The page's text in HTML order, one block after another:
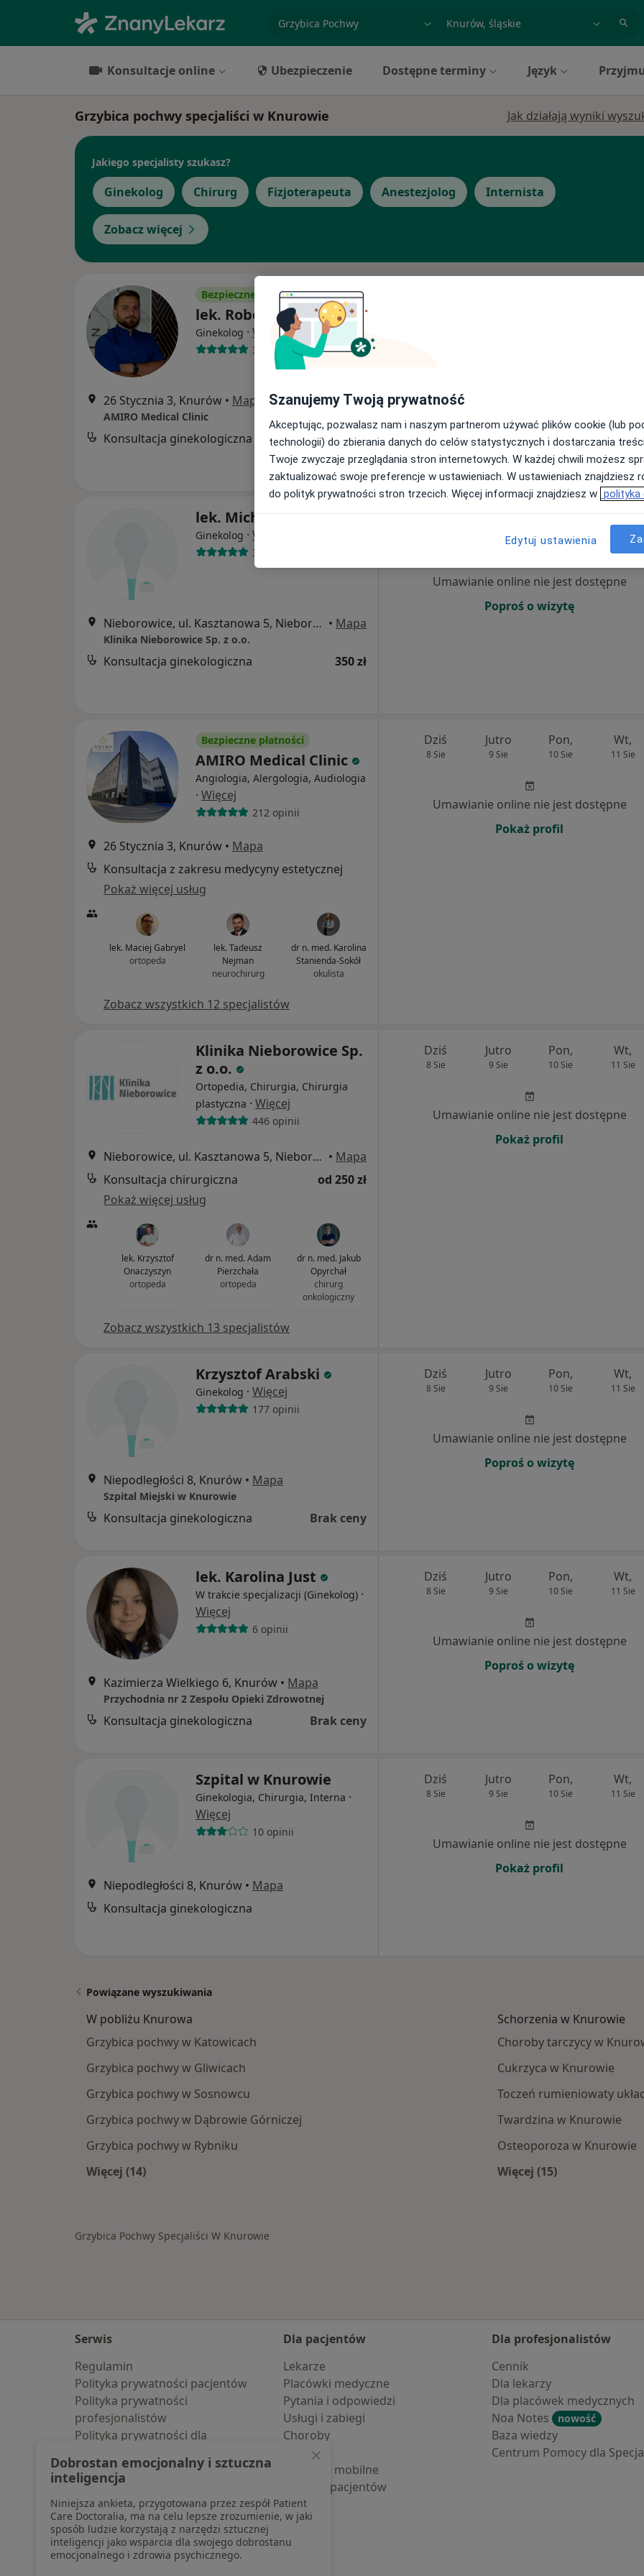
miasto lub dzielnica
Konsultacje online Ubezpieczenie Dostępne terminy Język
Grzybica pochwy specjaliści w Knurowie Jak działają wyniki
Jakiego specjalisty szukasz?
Ginekolog Chirurg Fizjoterapeuta Anestezjolog Internista
Zobacz więcej
Bezpieczne płatności
lek. Robert Boczek
Ginekolog · Więcej
34 opinie
26 Stycznia 3, Knurów • Mapa
AMIRO Medical Clinic
Konsultacja ginekologiczna od 250 zł
lek. Michał Dyrda
Ginekolog · Więcej
39 opinii
Nieborowice, ul. Kasztanowa 5, Nieborowice • Mapa
Klinika Nieborowice Sp. z o.o.
Konsultacja ginekologiczna 350 zł
Umawianie online nie jest dostępne
Poproś o wizytę
Bezpieczne płatności
AMIRO Medical Clinic
Angiologia, Alergologia, Audiologia
· Więcej
212 opinii
26 Stycznia 3, Knurów • Mapa
Konsultacja z zakresu medycyny estetycznej
Pokaż więcej usług
lek. Maciej Gabryel
ortopeda
lek. Tadeusz
Nejman
neurochirurg
dr n. med. Karolina
Stanienda-Sokół
okulista
Zobacz wszystkich 12 specjalistów
Dziś
8 Sie
Jutro
9 Sie
Pon,
10 Sie
Wt,
11 Sie
Umawianie online nie jest dostępne
Pokaż profil
Klinika Nieborowice Sp.
z o.o.
Ortopedia, Chirurgia, Chirurgia
plastyczna · Więcej
446 opinii
Nieborowice, ul. Kasztanowa 5, Nieborowice • Mapa
Konsultacja chirurgiczna
od 250 zł
Pokaż więcej usług
lek. Krzysztof
Onaczyszyn
ortopeda
dr n. med. Adam
Pierzchała
ortopeda
dr n. med. Jakub
Opyrchał
chirurg
onkologiczny
Zobacz wszystkich 13 specjalistów
Dziś
8 Sie
Jutro
9 Sie
Pon,
10 Sie
Wt,
11 Sie
Umawianie online nie jest dostępne
Pokaż profil
Krzysztof Arabski
Ginekolog · Więcej
177 opinii
Niepodległości 8, Knurów • Mapa
Szpital Miejski w Knurowie
Konsultacja ginekologiczna Brak ceny
Dziś
8 Sie
Jutro
9 Sie
Pon,
10 Sie
Wt,
11 Sie
Umawianie online nie jest dostępne
Poproś o wizytę
lek. Karolina Just
W trakcie specjalizacji (Ginekolog) ·
Więcej
6 opinii
Kazimierza Wielkiego 6, Knurów • Mapa
Przychodnia nr 2 Zespołu Opieki Zdrowotnej
Konsultacja ginekologiczna Brak ceny
Dziś
8 Sie
Jutro
9 Sie
Pon,
10 Sie
Wt,
11 Sie
Umawianie online nie jest dostępne
Poproś o wizytę
Szpital w Knurowie
Ginekologia, Chirurgia, Interna ·
Więcej
10 opinii
Niepodległości 8, Knurów • Mapa
Konsultacja ginekologiczna
Dziś
8 Sie
Jutro
9 Sie
Pon,
10 Sie
Wt,
11 Sie
Umawianie online nie jest dostępne
Pokaż profil
Powiązane wyszukiwania
W pobliżu Knurowa
Grzybica pochwy w Katowicach
Grzybica pochwy w Gliwicach
Grzybica pochwy w Sosnowcu
Grzybica pochwy w Dąbrowie Górniczej
Grzybica pochwy w Rybniku
Więcej (14)
Schorzenia w Knurowie
Choroby tarczycy w
Cukrzyca w Knurowie
Toczeń rumieniowaty
Twardzina w Knurowie
Osteoporoza w Knurowie
Więcej (15)
Grzybica Pochwy Specjaliści W Knurowie
Serwis
Regulamin
Polityka prywatności pacjentów
Polityka prywatności
profesjonalistów
Polityka prywatności dla
pozyskaliśmy samodzielnie
Polityka cookies
Jak działają wyniki wyszukiwania
Dostępność
O nas
Praca Rekrutujemy!
Dla pacjentów
Lekarze
Placówki medyczne
Pytania i odpowiedzi
Usługi i zabiegi
Choroby
Pomoc
Aplikacje mobilne
Blog dla pacjentów
Dla profesjonalistów
Cennik
Dla lekarzy
Dla placówek medycznych
Noa Notes
nowość
Baza wiedzy
Centrum Pomocy dla
Szanujemy Twoją prywatność
Akceptując, pozwalasz nam i naszym partnerom używać plików cookie (lub
technologii) do zbierania danych do celów statystycznych i dostarczania
Twoje zwyczaje przeglądania stron internetowych. W każdej chwili możesz
zaktualizować swoje preferencje w ustawieniach. W ustawieniach znajdziesz
do polityk prywatności stron trzecich. Więcej informacji znajdziesz w polityka
Edytuj ustawienia
Dobrostan emocjonalny i sztuczna
inteligencja
Niniejsza ankieta, przygotowana przez zespół Patient
Care Doctoralia, ma na celu lepsze zrozumienie, w jaki
sposób ludzie korzystają z narzędzi sztucznej
inteligencji jako wsparcia dla swojego dobrostanu
emocjonalnego i zdrowia psychicznego.